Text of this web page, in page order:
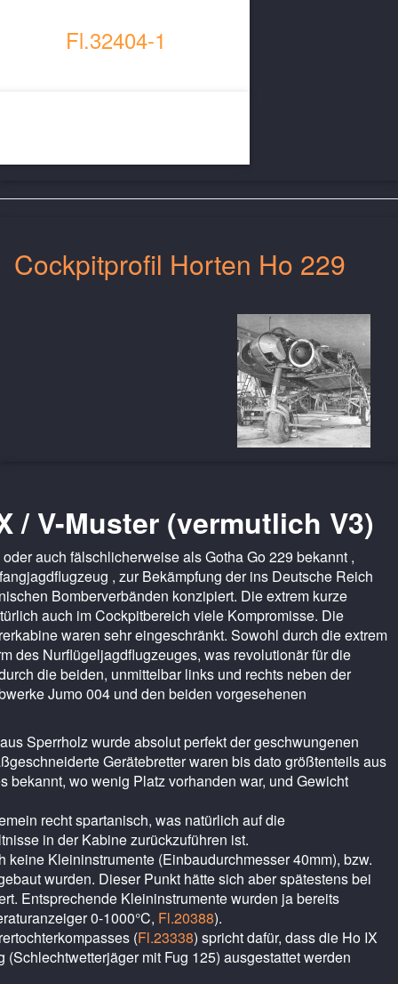
Fl.32404-1
Cockpitprofil Horten Ho 229
/ V-Muster (vermutlich V3)
auch fälschlicherweise als Gotha Go 229 bekannt ,
, zur Bekämpfung der ins Deutsche Reich
Bomberverbänden konzipiert. Die extrem kurze
auch im Cockpitbereich viele Kompromisse. Die
waren sehr eingeschränkt. Sowohl durch die extrem
des Nurflügeljagdflugzeuges, was revolutionär für die
die beiden, unmittelbar links und rechts neben der
Jumo 004 und den beiden vorgesehenen
Sperrholz wurde absolut perfekt der geschwungenen
Gerätebretter waren bis dato größtenteils aus
bekannt, wo wenig Platz vorhanden war, und Gewicht
recht spartanisch, was natürlich auf die
in der Kabine zurückzuführen ist.
keine Kleininstrumente (Einbaudurchmesser 40mm), bzw.
wurden. Dieser Punkt hätte sich aber spätestens bei
Entsprechende Kleininstrumente wurden ja bereits
0-1000°C, Fl.20388).
(Fl.23338) spricht dafür, dass die Ho IX
(Schlechtwetterjäger mit Fug 125) ausgestattet werden